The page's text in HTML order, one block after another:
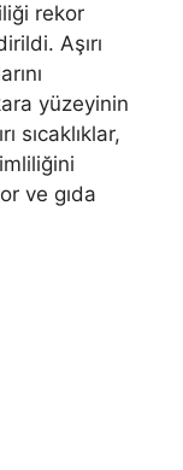
rekor
Aşırı
yüzeyinin
sıcaklıklar,
ve gıda